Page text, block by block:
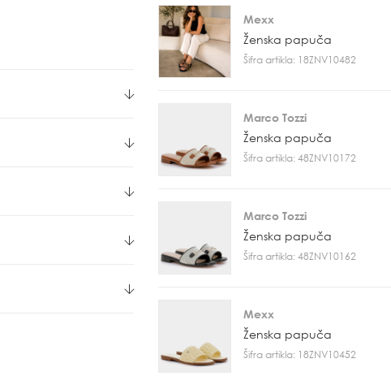
Mexx
Ženska papuča
Šifra artikla: 18ZNV10482
Marco Tozzi
Ženska papuča
Šifra artikla: 48ZNV10172
Marco Tozzi
Ženska papuča
Šifra artikla: 48ZNV10162
Mexx
Ženska papuča
Šifra artikla: 18ZNV10452